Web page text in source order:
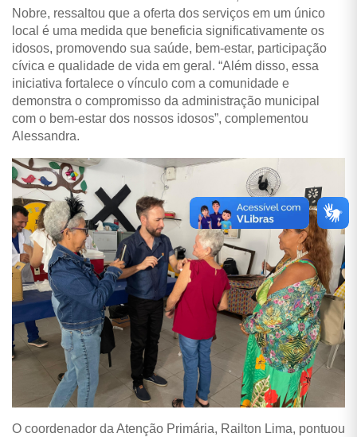
Nobre, ressaltou que a oferta dos serviços em um único
local é uma medida que beneficia significativamente os
idosos, promovendo sua saúde, bem-estar, participação
cívica e qualidade de vida em geral. “Além disso, essa
iniciativa fortalece o vínculo com a comunidade e
demonstra o compromisso da administração municipal
com o bem-estar dos nossos idosos”, complementou
Alessandra.
O coordenador da Atenção Primária, Railton Lima, pontuou